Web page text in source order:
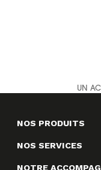
UN
NOS PRODUITS
NOS SERVICES
NOTRE